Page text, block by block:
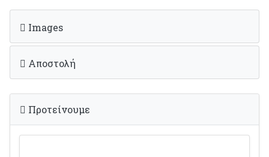
Images
Αποστολή
Προτείνουμε